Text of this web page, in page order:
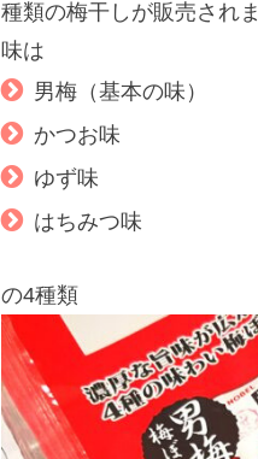
種類の梅干しが販売されま
味は
男梅（基本の味）
かつお味
ゆず味
はちみつ味
の4種類